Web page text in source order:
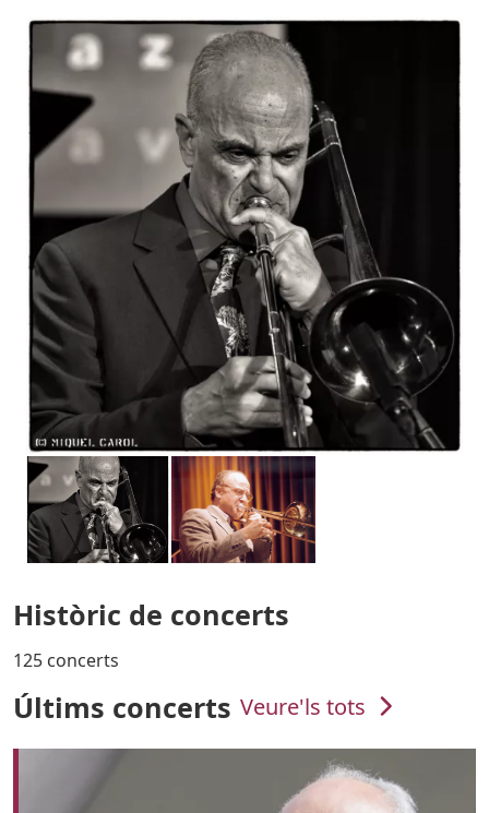
Imatges
Imagen
Històric de concerts
125 concerts
Últims concerts Veure'ls tots